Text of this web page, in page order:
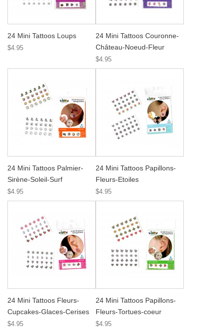
24 Mini Tattoos Loups
$4.95
24 Mini Tattoos Couronne-
Château-Noeud-Fleur
$4.95
24 Mini Tattoos Palmier-
Sirène-Soleil-Surf
$4.95
24 Mini Tattoos Papillons-
Fleurs-Etoiles
$4.95
24 Mini Tattoos Fleurs-
Cupcakes-Glaces-Cerises
$4.95
24 Mini Tattoos Papillons-
Fleurs-Tortues-coeur
$4.95